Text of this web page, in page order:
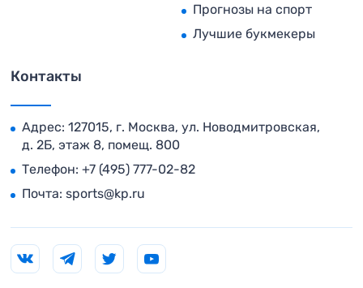
Прогнозы на спорт
Лучшие букмекеры
Контакты
Адрес: 127015, г. Москва, ул. Новодмитровская,
д. 2Б, этаж 8, помещ. 800
Телефон: +7 (495) 777-02-82
Почта: sports@kp.ru